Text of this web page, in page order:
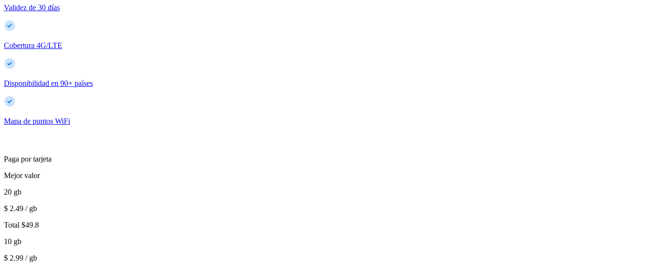
Validez de 30 días
Cobertura 4G/LTE
Disponibilidad en 90+ países
Mapa de puntos WiFi
Paga por tarjeta
Mejor valor
20 gb
$ 2.49 / gb
Total $49.8
10 gb
$ 2.99 / gb